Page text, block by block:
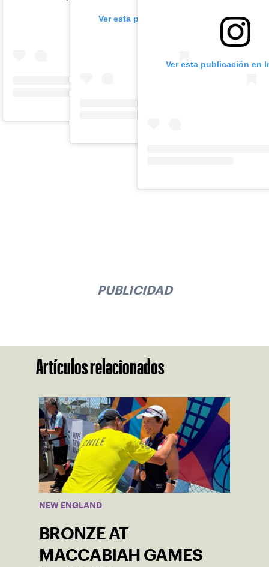
Ver esta publicación en Instagram
Ver esta publicación en
PUBLICIDAD
Artículos relacionados
NEW ENGLAND
BRONZE AT
MACCABIAH GAMES